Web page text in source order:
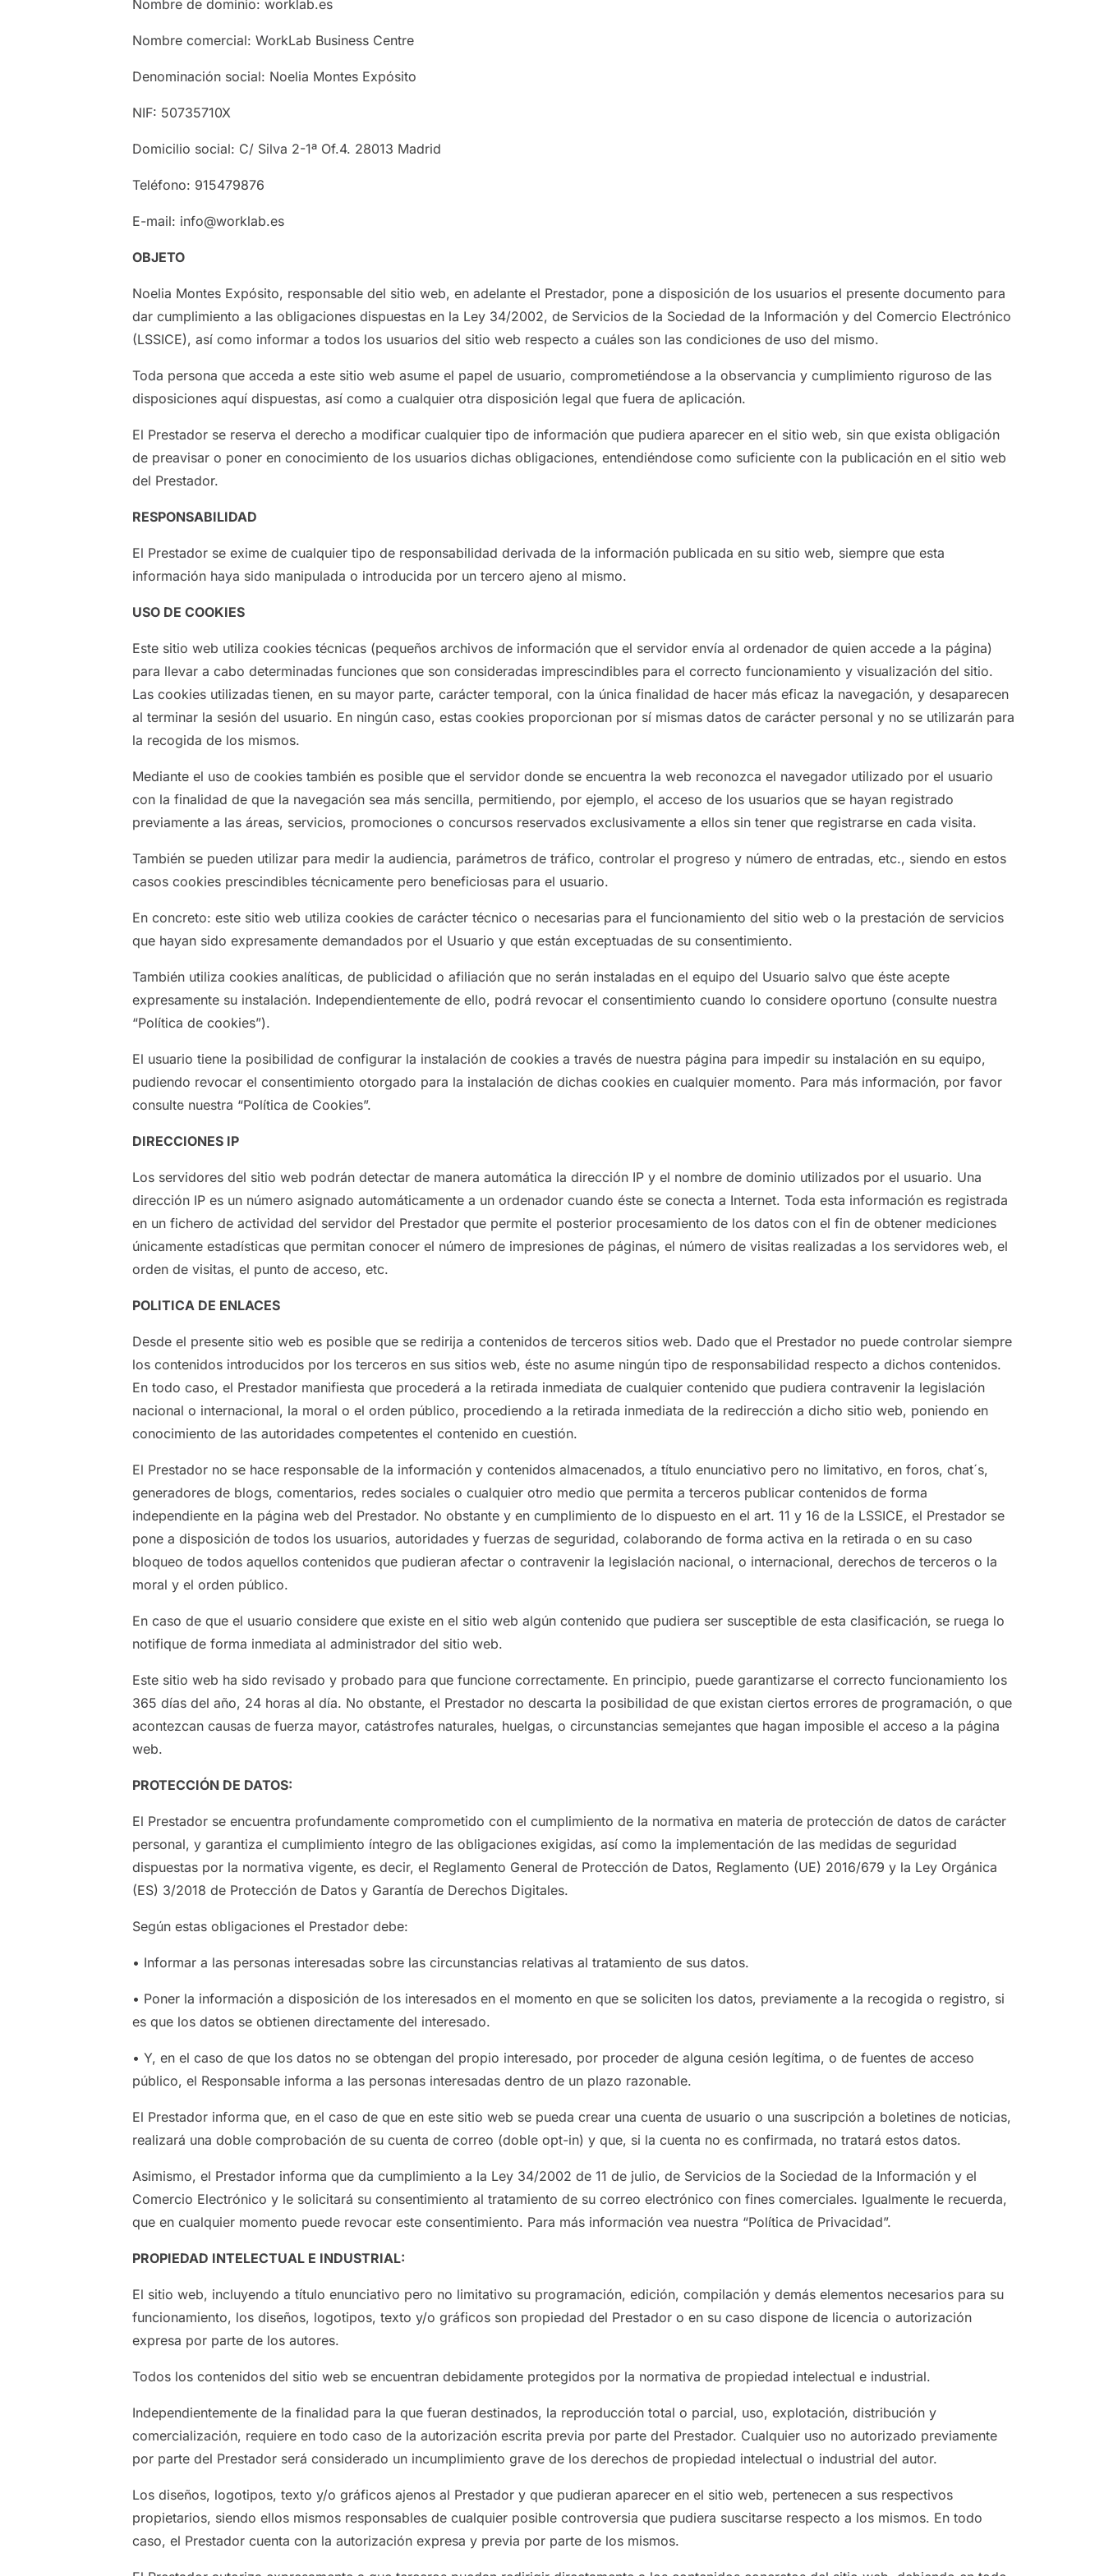
Nombre de dominio: worklab.es
Nombre comercial: WorkLab Business Centre
Denominación social: Noelia Montes Expósito
NIF: 50735710X
Domicilio social: C/ Silva 2-1ª Of.4. 28013 Madrid
Teléfono: 915479876
E-mail: info@worklab.es
OBJETO
Noelia Montes Expósito, responsable del sitio web, en adelante el Prestador, pone a disposición de los usuarios el presente documento para
dar cumplimiento a las obligaciones dispuestas en la Ley 34/2002, de Servicios de la Sociedad de la Información y del Comercio Electrónico
(LSSICE), así como informar a todos los usuarios del sitio web respecto a cuáles son las condiciones de uso del mismo.
Toda persona que acceda a este sitio web asume el papel de usuario, comprometiéndose a la observancia y cumplimiento riguroso de las
disposiciones aquí dispuestas, así como a cualquier otra disposición legal que fuera de aplicación.
El Prestador se reserva el derecho a modificar cualquier tipo de información que pudiera aparecer en el sitio web, sin que exista obligación
de preavisar o poner en conocimiento de los usuarios dichas obligaciones, entendiéndose como suficiente con la publicación en el sitio web
del Prestador.
RESPONSABILIDAD
El Prestador se exime de cualquier tipo de responsabilidad derivada de la información publicada en su sitio web, siempre que esta
información haya sido manipulada o introducida por un tercero ajeno al mismo.
USO DE COOKIES
Este sitio web utiliza cookies técnicas (pequeños archivos de información que el servidor envía al ordenador de quien accede a la página)
para llevar a cabo determinadas funciones que son consideradas imprescindibles para el correcto funcionamiento y visualización del sitio.
Las cookies utilizadas tienen, en su mayor parte, carácter temporal, con la única finalidad de hacer más eficaz la navegación, y desaparecen
al terminar la sesión del usuario. En ningún caso, estas cookies proporcionan por sí mismas datos de carácter personal y no se utilizarán para
la recogida de los mismos.
Mediante el uso de cookies también es posible que el servidor donde se encuentra la web reconozca el navegador utilizado por el usuario
con la finalidad de que la navegación sea más sencilla, permitiendo, por ejemplo, el acceso de los usuarios que se hayan registrado
previamente a las áreas, servicios, promociones o concursos reservados exclusivamente a ellos sin tener que registrarse en cada visita.
También se pueden utilizar para medir la audiencia, parámetros de tráfico, controlar el progreso y número de entradas, etc., siendo en estos
casos cookies prescindibles técnicamente pero beneficiosas para el usuario.
En concreto: este sitio web utiliza cookies de carácter técnico o necesarias para el funcionamiento del sitio web o la prestación de servicios
que hayan sido expresamente demandados por el Usuario y que están exceptuadas de su consentimiento.
También utiliza cookies analíticas, de publicidad o afiliación que no serán instaladas en el equipo del Usuario salvo que éste acepte
expresamente su instalación. Independientemente de ello, podrá revocar el consentimiento cuando lo considere oportuno (consulte nuestra
“Política de cookies”).
El usuario tiene la posibilidad de configurar la instalación de cookies a través de nuestra página para impedir su instalación en su equipo,
pudiendo revocar el consentimiento otorgado para la instalación de dichas cookies en cualquier momento. Para más información, por favor
consulte nuestra “Política de Cookies”.
DIRECCIONES IP
Los servidores del sitio web podrán detectar de manera automática la dirección IP y el nombre de dominio utilizados por el usuario. Una
dirección IP es un número asignado automáticamente a un ordenador cuando éste se conecta a Internet. Toda esta información es registrada
en un fichero de actividad del servidor del Prestador que permite el posterior procesamiento de los datos con el fin de obtener mediciones
únicamente estadísticas que permitan conocer el número de impresiones de páginas, el número de visitas realizadas a los servidores web, el
orden de visitas, el punto de acceso, etc.
POLITICA DE ENLACES
Desde el presente sitio web es posible que se redirija a contenidos de terceros sitios web. Dado que el Prestador no puede controlar siempre
los contenidos introducidos por los terceros en sus sitios web, éste no asume ningún tipo de responsabilidad respecto a dichos contenidos.
En todo caso, el Prestador manifiesta que procederá a la retirada inmediata de cualquier contenido que pudiera contravenir la legislación
nacional o internacional, la moral o el orden público, procediendo a la retirada inmediata de la redirección a dicho sitio web, poniendo en
conocimiento de las autoridades competentes el contenido en cuestión.
El Prestador no se hace responsable de la información y contenidos almacenados, a título enunciativo pero no limitativo, en foros, chat´s,
generadores de blogs, comentarios, redes sociales o cualquier otro medio que permita a terceros publicar contenidos de forma
independiente en la página web del Prestador. No obstante y en cumplimiento de lo dispuesto en el art. 11 y 16 de la LSSICE, el Prestador se
pone a disposición de todos los usuarios, autoridades y fuerzas de seguridad, colaborando de forma activa en la retirada o en su caso
bloqueo de todos aquellos contenidos que pudieran afectar o contravenir la legislación nacional, o internacional, derechos de terceros o la
moral y el orden público.
En caso de que el usuario considere que existe en el sitio web algún contenido que pudiera ser susceptible de esta clasificación, se ruega lo
notifique de forma inmediata al administrador del sitio web.
Este sitio web ha sido revisado y probado para que funcione correctamente. En principio, puede garantizarse el correcto funcionamiento los
365 días del año, 24 horas al día. No obstante, el Prestador no descarta la posibilidad de que existan ciertos errores de programación, o que
acontezcan causas de fuerza mayor, catástrofes naturales, huelgas, o circunstancias semejantes que hagan imposible el acceso a la página
web.
PROTECCIÓN DE DATOS:
El Prestador se encuentra profundamente comprometido con el cumplimiento de la normativa en materia de protección de datos de carácter
personal, y garantiza el cumplimiento íntegro de las obligaciones exigidas, así como la implementación de las medidas de seguridad
dispuestas por la normativa vigente, es decir, el Reglamento General de Protección de Datos, Reglamento (UE) 2016/679 y la Ley Orgánica
(ES) 3/2018 de Protección de Datos y Garantía de Derechos Digitales.
Según estas obligaciones el Prestador debe:
• Informar a las personas interesadas sobre las circunstancias relativas al tratamiento de sus datos.
• Poner la información a disposición de los interesados en el momento en que se soliciten los datos, previamente a la recogida o registro, si
es que los datos se obtienen directamente del interesado.
• Y, en el caso de que los datos no se obtengan del propio interesado, por proceder de alguna cesión legítima, o de fuentes de acceso
público, el Responsable informa a las personas interesadas dentro de un plazo razonable.
El Prestador informa que, en el caso de que en este sitio web se pueda crear una cuenta de usuario o una suscripción a boletines de noticias,
realizará una doble comprobación de su cuenta de correo (doble opt-in) y que, si la cuenta no es confirmada, no tratará estos datos.
Asimismo, el Prestador informa que da cumplimiento a la Ley 34/2002 de 11 de julio, de Servicios de la Sociedad de la Información y el
Comercio Electrónico y le solicitará su consentimiento al tratamiento de su correo electrónico con fines comerciales. Igualmente le recuerda,
que en cualquier momento puede revocar este consentimiento. Para más información vea nuestra “Política de Privacidad”.
PROPIEDAD INTELECTUAL E INDUSTRIAL:
El sitio web, incluyendo a título enunciativo pero no limitativo su programación, edición, compilación y demás elementos necesarios para su
funcionamiento, los diseños, logotipos, texto y/o gráficos son propiedad del Prestador o en su caso dispone de licencia o autorización
expresa por parte de los autores.
Todos los contenidos del sitio web se encuentran debidamente protegidos por la normativa de propiedad intelectual e industrial.
Independientemente de la finalidad para la que fueran destinados, la reproducción total o parcial, uso, explotación, distribución y
comercialización, requiere en todo caso de la autorización escrita previa por parte del Prestador. Cualquier uso no autorizado previamente
por parte del Prestador será considerado un incumplimiento grave de los derechos de propiedad intelectual o industrial del autor.
Los diseños, logotipos, texto y/o gráficos ajenos al Prestador y que pudieran aparecer en el sitio web, pertenecen a sus respectivos
propietarios, siendo ellos mismos responsables de cualquier posible controversia que pudiera suscitarse respecto a los mismos. En todo
caso, el Prestador cuenta con la autorización expresa y previa por parte de los mismos.